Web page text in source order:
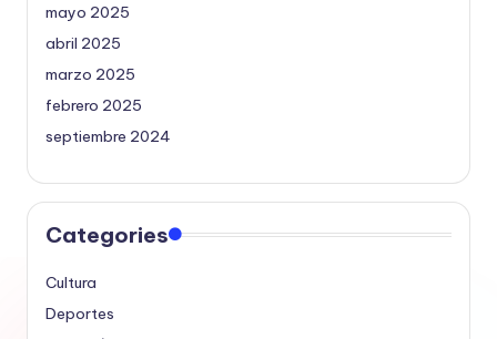
mayo 2025
abril 2025
marzo 2025
febrero 2025
septiembre 2024
Categories
Cultura
Deportes